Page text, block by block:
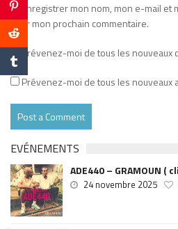
Enregistrer mon nom, mon e-mail
pour mon prochain commentaire.
Prévenez-moi de tous les
Prévenez-moi de tous les nouveaux
EVÉNEMENTS
ADE440 – GRAMOUN (
24 novembre 2025